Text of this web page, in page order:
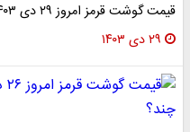
قیمت گوشت قرمز امروز ۲۹ دی ۱۴۰۳ اعلام شد.​
۲۹ دی ۱۴۰۳